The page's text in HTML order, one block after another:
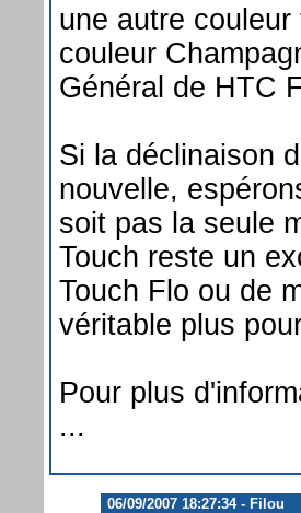
une autre
couleur
Général de HTC
Si la déclinaison
nouvelle,
soit pas la seule
Touch reste un
Touch Flo ou de
véritable plus
Pour plus
...
06/09/2007 18:27:34 - Filou